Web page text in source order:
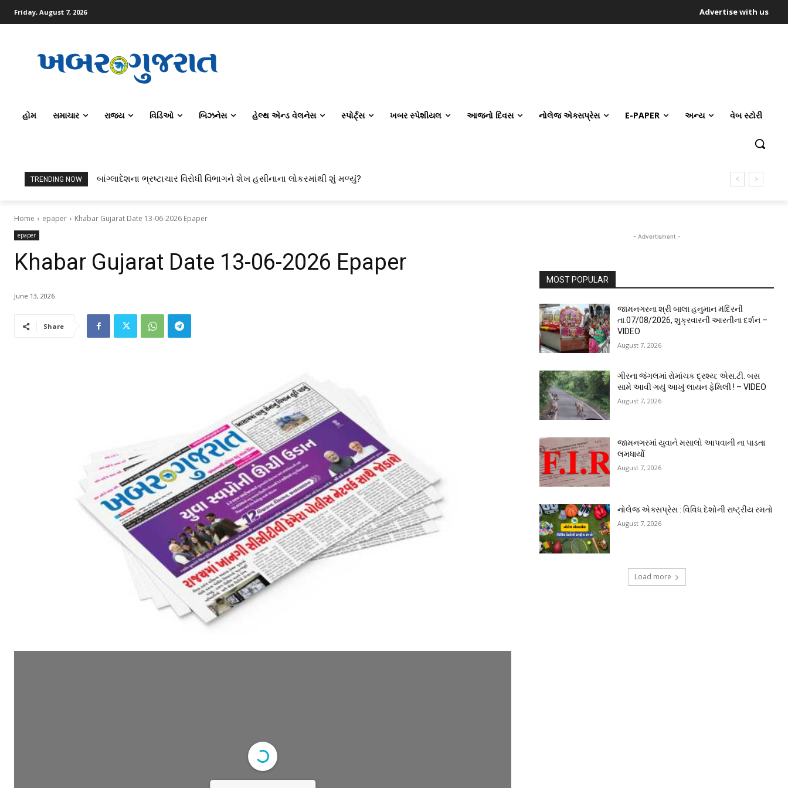
Friday, August 7, 2026 Advertise with us
હોમ સમાચાર રાજ્ય વિડિઓ બિઝનેસ હેલ્થ એન્ડ વેલનેસ સ્પોર્ટ્સ ખબર સ્પેશીયલ આજનો દિવસ નોલેજ એક્સપ્રેસ E-PAPER અન્ય વેબ સ્ટોરી
TRENDING NOW બાંગ્લાદેશના ભ્રષ્ટાચાર વિરોધી વિભાગને શેખ હસીનાના લોકરમાંથી શું મળ્યું?
Home epaper Khabar Gujarat Date 13-06-2026 Epaper
epaper
Khabar Gujarat Date 13-06-2026 Epaper
June 13, 2026
Share
- Advertisment -
MOST POPULAR
જામનગરના શ્રી બાલા હનુમાન મંદિરની
તા.07/08/2026, શુક્રવારની આરતીના દર્શન –
VIDEO
August 7, 2026
ગીરના જંગલમાં રોમાંચક દ્રશ્ય: એસ.ટી. બસ
સામે આવી ગયું આખું લાયન ફેમિલી ! – VIDEO
August 7, 2026
જામનગરમાં યુવાને મસાલો આપવાની ના પાડતા
લમધાર્યો
August 7, 2026
નોલેજ એક્સપ્રેસ : વિવિધ દેશોની રાષ્ટ્રીય રમતો
August 7, 2026
Load more